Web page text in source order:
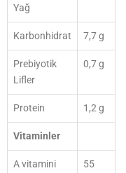
Yağ
Karbonhidrat 7,7 g
Prebiyotik
Lifler
0,7 g
Protein 1,2 g
Vitaminler
A vitamini 55